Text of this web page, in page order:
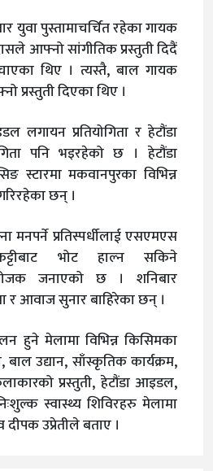
युवा पुस्तामाचर्चित रहेका गायक
आफ्नो सांगीतिक प्रस्तुती दिदैं
थिए । त्यस्तै, बाल गायक
प्रस्तुती दिएका थिए ।
लगायन प्रतियोगिता र हेटौंडा
पनि भइरहेको छ । हेटौंडा
स्टारमा मकवानपुरका विभिन्न
छन् ।
प्रतिस्पर्धीलाई एसएमएस
भोट हाल्न सकिने
जनाएको छ । शनिबार
आवाज सुनार बाहिरेका छन् ।
हुने मेलामा विभिन्न किसिमका
बाल उद्यान, साँस्कृतिक कार्यक्रम,
प्रस्तुती, हेटौंडा आइडल,
स्वास्थ्य शिविरहरु मेलामा
उप्रेतीले बताए ।